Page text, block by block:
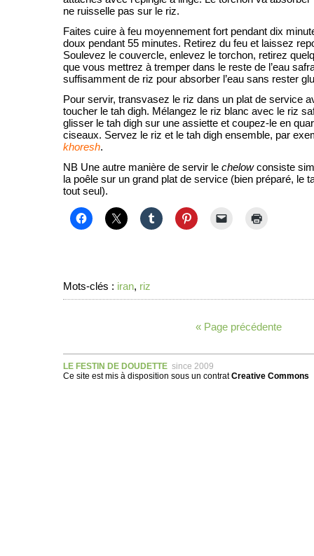
ne ruisselle pas sur le riz.
Faites cuire à feu moyennement fort pendant dix
doux pendant 55 minutes. Retirez du feu et laissez
Soulevez le couvercle, enlevez le torchon, retirez
que vous mettrez à tremper dans le reste de l’eau
suffisamment de riz pour absorber l’eau sans rester
Pour servir, transvasez le riz dans un plat de service
toucher le tah digh. Mélangez le riz blanc avec le riz
glisser le tah digh sur une assiette et coupez-le en
ciseaux. Servez le riz et le tah digh ensemble, par
khoresh.
NB Une autre manière de servir le chelowconsiste
la poêle sur un grand plat de service (bien préparé, le
tout seul).
Mots-clés : iran, riz
« Page précédente
LE FESTIN DE DOUDETTE since 2009
Ce site est mis à disposition sous un contratCreative Commons